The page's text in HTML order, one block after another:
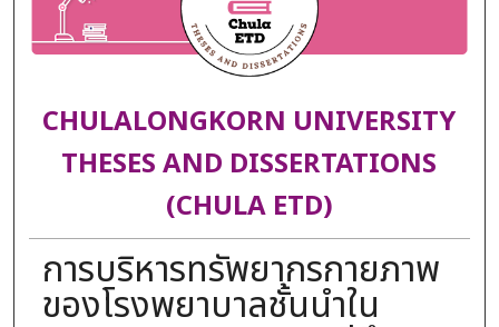
CHULALONGKORN UNIVERSITY
THESES AND DISSERTATIONS
(CHULA ETD)
การบริหารทรัพยากรกายภาพ
ของโรงพยาบาลชั้นนำใน